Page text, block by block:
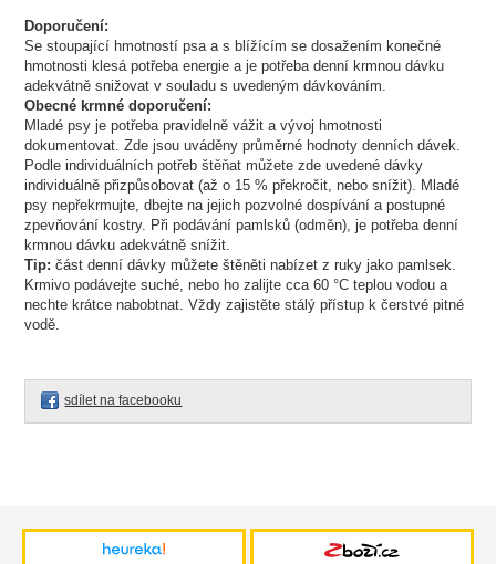
Doporučení:
Se stoupající hmotností psa a s blížícím se dosažením konečné
hmotnosti klesá potřeba energie a je potřeba denní krmnou dávku
adekvátně snižovat v souladu s uvedeným dávkováním.
Obecné krmné doporučení:
Mladé psy je potřeba pravidelně vážit a vývoj hmotnosti
dokumentovat. Zde jsou uváděny průměrné hodnoty denních dávek.
Podle individuálních potřeb štěňat můžete zde uvedené dávky
individuálně přizpůsobovat (až o 15 % překročit, nebo snížit). Mladé
psy nepřekrmujte, dbejte na jejich pozvolné dospívání a postupné
zpevňování kostry. Při podávání pamlsků (odměn), je potřeba denní
krmnou dávku adekvátně snížit.
Tip:část denní dávky můžete štěněti nabízet z ruky jako pamlsek.
Krmivo podávejte suché, nebo ho zalijte cca 60 °C teplou vodou a
nechte krátce nabobtnat. Vždy zajistěte stálý přístup k čerstvé pitné
vodě.
sdílet na facebooku